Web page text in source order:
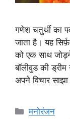
गणेश चतुर्थी का
जाता है। यह
को एक साथ
बॉलीवुड की
अपने विचार
Categories
मनोरंजन